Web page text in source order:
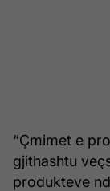
“Çmimet e
gjithashtu
produkteve